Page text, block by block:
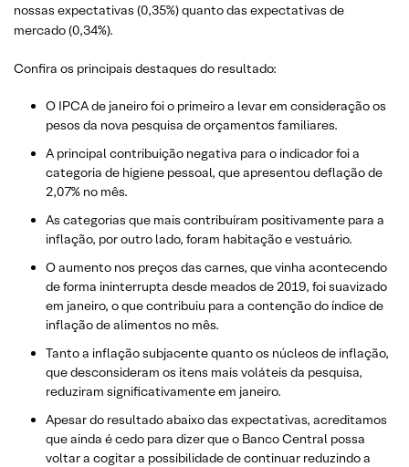
nossas expectativas (0,35%) quanto das expectativas de
mercado (0,34%).
Confira os principais destaques do resultado:
O IPCA de janeiro foi o primeiro a levar em consideração os
pesos da nova pesquisa de orçamentos familiares.
A principal contribuição negativa para o indicador foi a
categoria de higiene pessoal, que apresentou deflação de
2,07% no mês.
As categorias que mais contribuíram positivamente para a
inflação, por outro lado, foram habitação e vestuário.
O aumento nos preços das carnes, que vinha acontecendo
de forma ininterrupta desde meados de 2019, foi suavizado
em janeiro, o que contribuiu para a contenção do índice de
inflação de alimentos no mês.
Tanto a inflação subjacente quanto os núcleos de inflação,
que desconsideram os itens mais voláteis da pesquisa,
reduziram significativamente em janeiro.
Apesar do resultado abaixo das expectativas, acreditamos
que ainda é cedo para dizer que o Banco Central possa
voltar a cogitar a possibilidade de continuar reduzindo a